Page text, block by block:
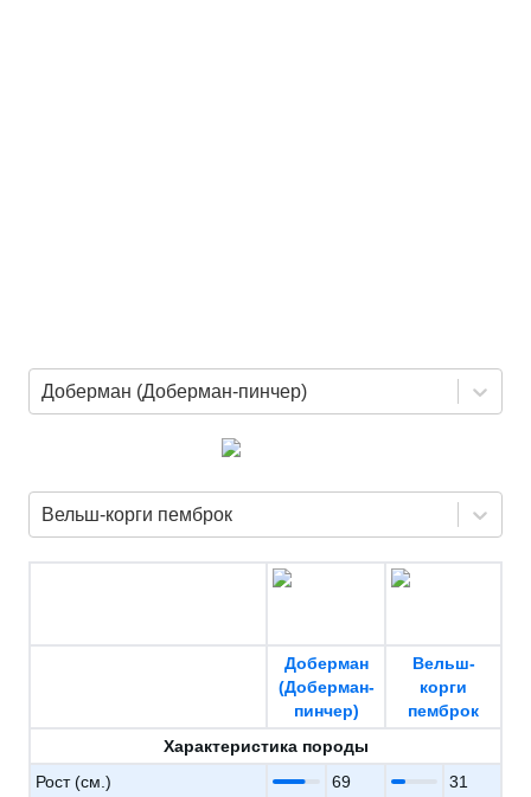
Доберман (Доберман-пинчер)
Вельш-корги пемброк
Доберман
(Доберман-
пинчер)
Вельш-
корги
пемброк
Характеристика породы
Рост (см.)
69
31